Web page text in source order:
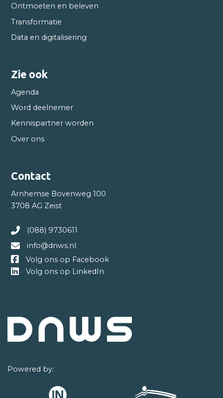
Powered by:
Ontmoeten en beleven
Transformatie
Data en digitalisering
Zie ook
Agenda
Word deelnemer
Kennispartner worden
Over ons
Contact
Arnhemse Bovenweg 100
3708 AG Zeist
(088) 9730611
info@dnws.nl
Volg ons op Facebook
Volg ons op LinkedIn